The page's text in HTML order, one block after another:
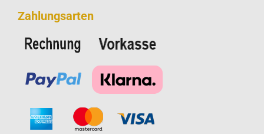
Zahlungsarten